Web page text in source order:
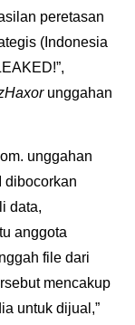
peretasan
(Indonesia
unggahan
unggahan
dibocorkan
data,
anggota
file dari
mencakup
untuk dijual,”